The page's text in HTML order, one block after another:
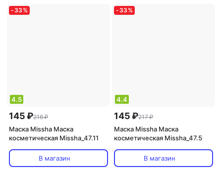
очищение, питание,
тонизирующий, увлажнение
- 33 %
4.5
145 ₽216 ₽
Маска Missha Маска
косметическая Missha_47.11
В магазин
- 33 %
4.4
145 ₽217 ₽
Маска Missha Маска
косметическая Missha_47.5
В магазин